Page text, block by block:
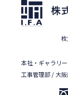
本社・ギャラリ
工事管理部 / 大